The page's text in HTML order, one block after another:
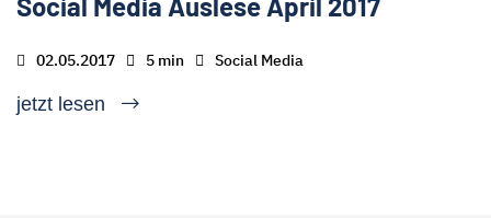
02.05.2017 5 min Social Media
jetzt lesen